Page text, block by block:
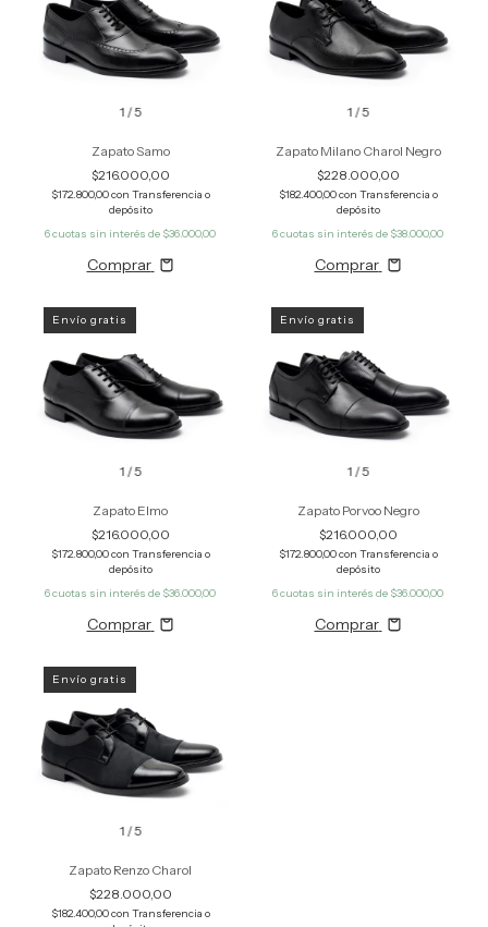
1 /5
Zapato Samo
$216.000,00
$172.800,00con Transferencia o
depósito
6cuotas sin interés de $36.000,00
Comprar
1 /5
Zapato Milano Charol Negro
$228.000,00
$182.400,00con Transferencia o
depósito
6cuotas sin interés de $38.000,00
Comprar
1 /5
Envío gratis
Zapato Elmo
$216.000,00
$172.800,00con Transferencia o
depósito
6cuotas sin interés de $36.000,00
Comprar
1 /5
Envío gratis
Zapato Porvoo Negro
$216.000,00
$172.800,00con Transferencia o
depósito
6cuotas sin interés de $36.000,00
Comprar
1 /5
Envío gratis
Zapato Renzo Charol
$228.000,00
$182.400,00con Transferencia o